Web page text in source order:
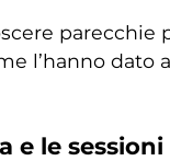
parecchie
l’hanno
e le